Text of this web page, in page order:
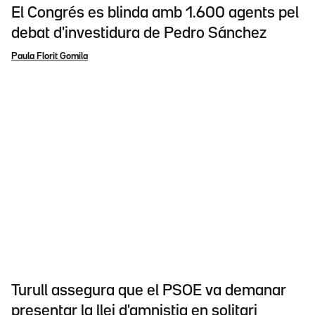
El Congrés es blinda amb 1.600 agents pel
debat d'investidura de Pedro Sánchez
Paula Florit Gomila
Turull assegura que el PSOE va demanar
presentar la llei d'amnistia en solitari